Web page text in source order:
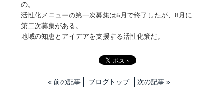
の。
活性化メニューの第一次募集は5月で終了したが、8月に
第二次募集がある。
地域の知恵とアイデアを支援する活性化策だ。
« 前の記事 ブログトップ 次の記事 »